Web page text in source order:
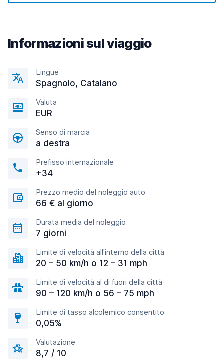
Informazioni sul viaggio
Lingue
Spagnolo, Catalano
Valuta
EUR
Senso di marcia
a destra
Prefisso internazionale
+34
Prezzo medio del noleggio auto
66 € al giorno
Durata media del noleggio
7 giorni
Limite di velocità all'interno della città
20 – 50 km/h o 12 – 31 mph
Limite di velocità al di fuori della città
90 – 120 km/h o 56 – 75 mph
Limite di tasso alcolemico consentito
0,05%
Valutazione
8,7 / 10